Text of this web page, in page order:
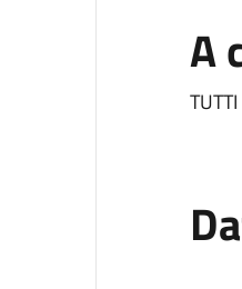
A
TUTTI